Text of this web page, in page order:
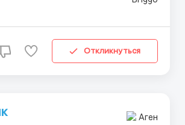
зала. - Соблюдение схемы
Откликнуться